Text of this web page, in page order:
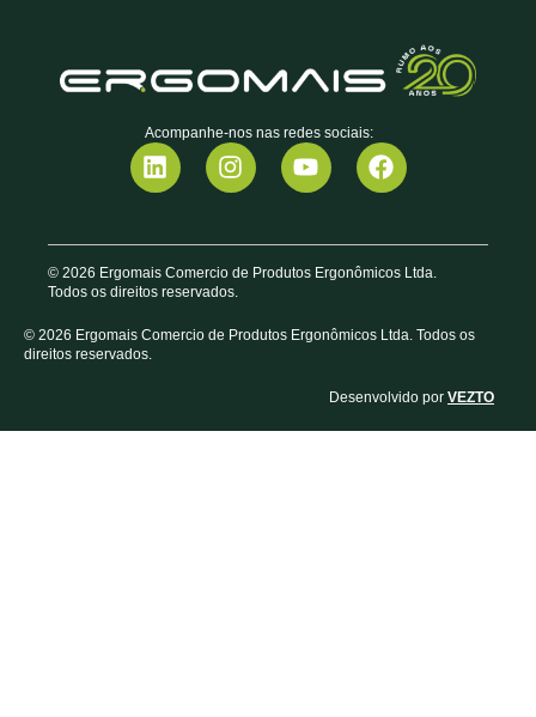
Acompanhe-nos nas redes sociais:
© 2026 Ergomais Comercio de Produtos Ergonômicos Ltda.
Todos os direitos reservados.
© 2026 Ergomais Comercio de Produtos Ergonômicos Ltda. Todos os
direitos reservados.
Desenvolvido por VEZTO